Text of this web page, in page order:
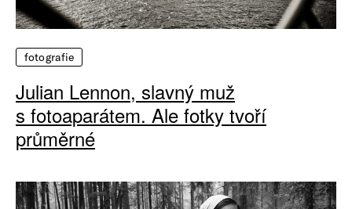
fotografie
Julian Lennon, slavný muž
s fotoaparátem. Ale fotky tvoří
průměrné